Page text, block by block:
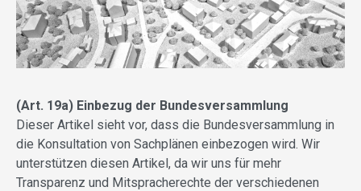
(Art. 19a) Einbezug der Bundesversammlung
Dieser Artikel sieht vor, dass die Bundesversammlung in
die Konsultation von Sachplänen einbezogen wird. Wir
unterstützen diesen Artikel, da wir uns für mehr
Transparenz und Mitspracherechte der verschiedenen